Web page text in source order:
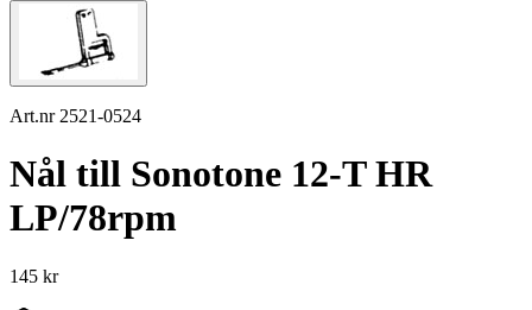
Art.nr 2521-0524
Nål till Sonotone 12-T HR
LP/78rpm
145 kr